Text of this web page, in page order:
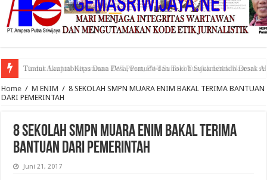
Tuntut Akuntabilitas Dana Desa, Pemuda dan Tokoh Sukamerindu Desak
Home / M ENIM / 8 SEKOLAH SMPN MUARA ENIM BAKAL TERIMA BANTUAN
DARI PEMERINTAH
8 SEKOLAH SMPN MUARA ENIM BAKAL TERIMA
BANTUAN DARI PEMERINTAH
Juni 21, 2017